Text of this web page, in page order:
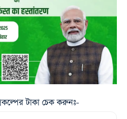
টাকা চেক করুনঃ-